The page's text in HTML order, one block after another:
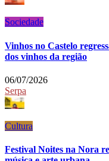
Sociedade
Vinhos no Castelo
dos vinhos da região
06/07/2026
Serpa
Cultura
Festival Noites na Nora